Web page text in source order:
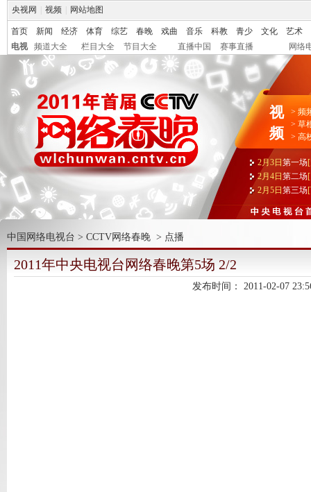
央视网 视频 网站地图
首页 新闻 经济 体育 综艺 春晚 戏曲 音乐 科教 青少 文化
艺术
电视
频道大全 栏目大全 节目大全 直播中国 赛事直播 网络
视
频
> 频
> 草
> 高
2月3日 第一场
2月4日 第二场
2月5日 第三场
中国网络电视台 > CCTV网络春晚 > 点播
2011年中央电视台网络春晚第5场 2/2
发布时间： 2011-02-07